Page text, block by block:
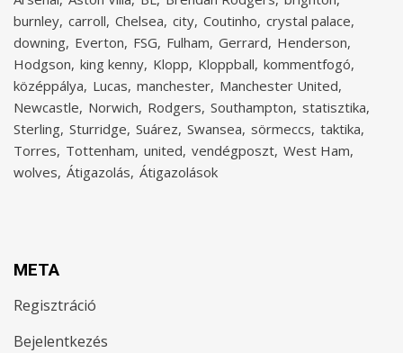
burnley carroll Chelsea city Coutinho crystal palace
downing Everton FSG Fulham Gerrard Henderson
Hodgson king kenny Klopp Kloppball kommentfogó
középpálya Lucas manchester Manchester United
Newcastle Norwich Rodgers Southampton statisztika
Sterling Sturridge Suárez Swansea sörmeccs taktika
Torres Tottenham united vendégposzt West Ham
wolves Átigazolás Átigazolások
META
Regisztráció
Bejelentkezés